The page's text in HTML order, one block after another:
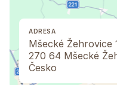
ADRESA
Mšecké Žehrovice
270 64 Mšecké
Česko